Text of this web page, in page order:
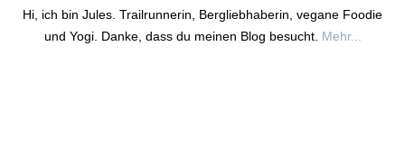
Hi, ich bin Jules. Trailrunnerin, Bergliebhaberin, vegane Foodie
und Yogi. Danke, dass du meinen Blog besucht. Mehr...